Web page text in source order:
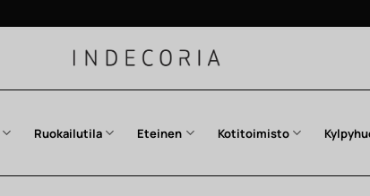
Ruokailutila Eteinen Kotitoimisto